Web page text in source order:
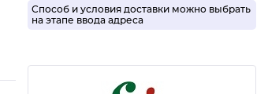
Способ и условия доставки можно выбрать
на этапе ввода адреса